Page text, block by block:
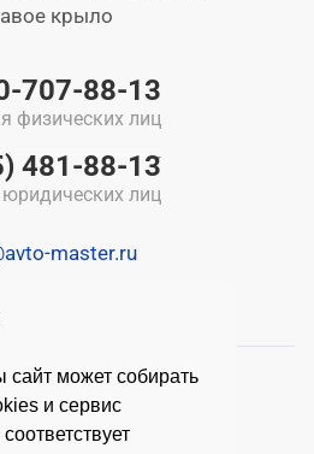
может собирать
и сервис
крыло
707-88-13
физических лиц
481-88-13
лиц
master.ru